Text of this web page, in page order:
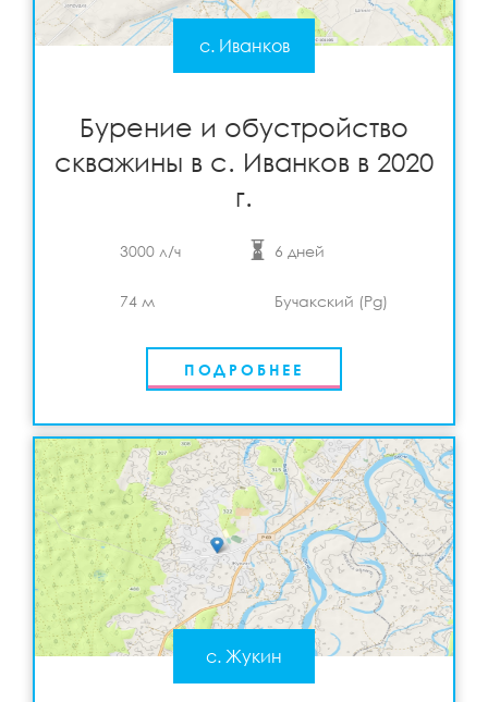
Бурение и обустройство скважины в с. Иванков
с. Иванков
Бурение и обустройство
скважины в с. Иванков в 2020
г.
3000 л/ч 6 дней
74 м Бучакский (Pg)
ПОДРОБНЕЕ
Бурение и обустройство скважины в с. Жукин в
с. Жукин